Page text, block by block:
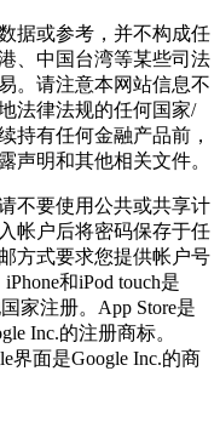
据或参考，并不构成任
、中国台湾等某些司法
。请注意本网站信息不
法律法规的任何国家/
持有任何金融产品前，
声明和其他相关文件。
不要使用公共或共享计
帐户后将密码保存于任
方式要求您提供帐户号
和iPod touch是
家注册。App Store是
Inc.的注册商标。
界面是Google Inc.的商